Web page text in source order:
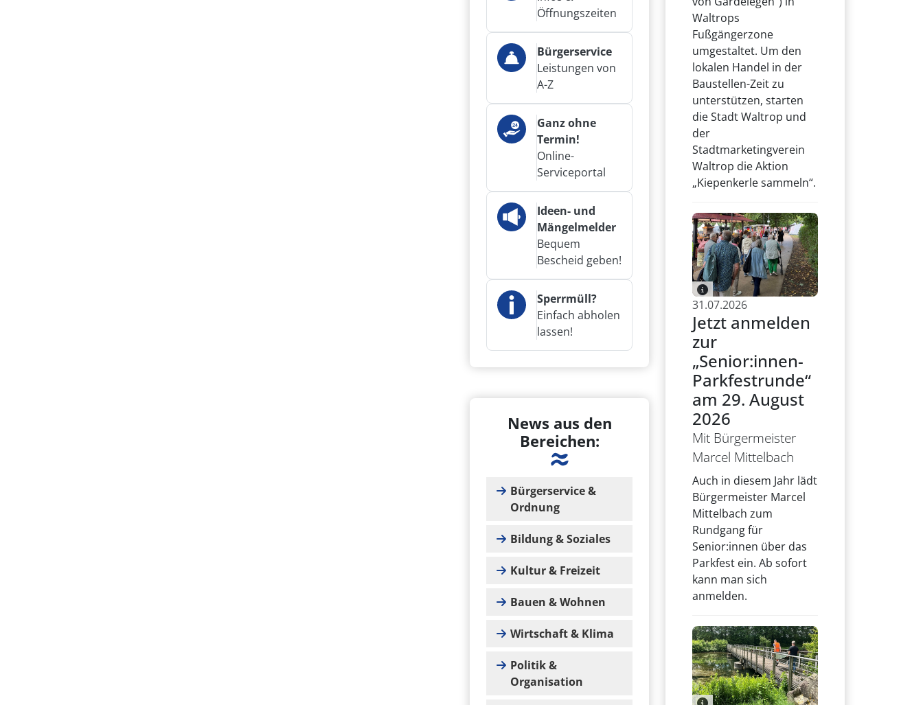
Öffnungszeiten
Bürgerservice
Leistungen von
A-Z
Ganz ohne
Termin!
Online-
Serviceportal
Ideen- und
Mängelmelder
Bequem
Bescheid geben!
Sperrmüll?
Einfach abholen
lassen!
News aus den
Bereichen:
Bürgerservice &
Ordnung
Bildung & Soziales
Kultur & Freizeit
Bauen & Wohnen
Wirtschaft & Klima
Politik &
Organisation
Waltrops
Fußgängerzone
umgestaltet. Um den
lokalen Handel in der
Baustellen-Zeit zu
unterstützen, starten
die Stadt Waltrop und
der
Stadtmarketingverein
Waltrop die Aktion
„Kiepenkerle sammeln“.
31.07.2026
Jetzt anmelden
zur
„Senior:innen-
Parkfestrunde“
am 29. August
2026
Mit Bürgermeister
Marcel Mittelbach
Auch in diesem Jahr lädt
Bürgermeister Marcel
Mittelbach zum
Rundgang für
Senior:innen über das
Parkfest ein. Ab sofort
kann man sich
anmelden.